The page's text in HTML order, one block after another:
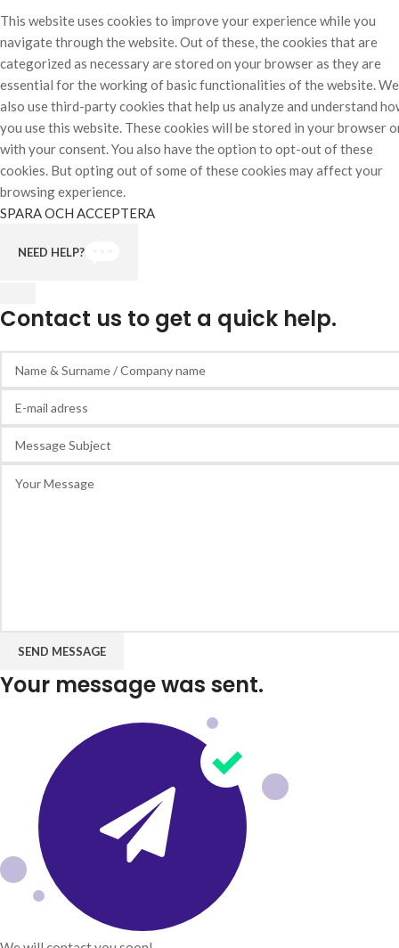
This website uses cookies to improve your experience while you
navigate through the website. Out of these, the cookies that are
categorized as necessary are stored on your browser as they are
essential for the working of basic functionalities of the website. We
also use third-party cookies that help us analyze and understand
you use this website. These cookies will be stored in your browser
with your consent. You also have the option to opt-out of these
cookies. But opting out of some of these cookies may affect your
browsing experience.
SPARA OCH ACCEPTERA
NEED HELP?
Contact us to get a quick help.
SEND MESSAGE
Your message was sent.